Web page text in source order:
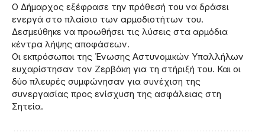
Ο Δήμαρχος εξέφρασε την πρόθεσή του να δράσει
ενεργά στο πλαίσιο των αρμοδιοτήτων του.
Δεσμεύθηκε να προωθήσει τις λύσεις στα αρμόδια
κέντρα λήψης αποφάσεων.
Οι εκπρόσωποι της Ένωσης Αστυνομικών Υπαλλήλων
ευχαρίστησαν τον Ζερβάκη για τη στήριξή του. Και οι
δύο πλευρές συμφώνησαν για συνέχιση της
συνεργασίας προς ενίσχυση της ασφάλειας στη
Σητεία.